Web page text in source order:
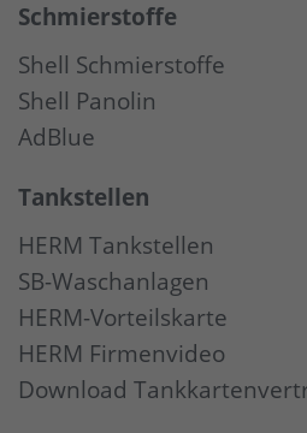
Schmierstoffe
Shell Schmierstoffe
Shell Panolin
AdBlue
Tankstellen
HERM Tankstellen
SB-Waschanlagen
HERM-Vorteilskarte
HERM Firmenvideo
Download